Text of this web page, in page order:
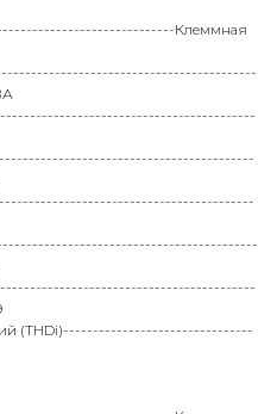
Клеммная
(THDi)--------------------------------